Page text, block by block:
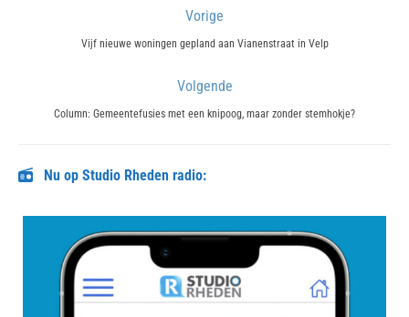
navigatie
Vorige
Previous
Vijf nieuwe woningen gepland aan Vianenstraat in Velp
Volgende
Next
Column: Gemeentefusies met een knipoog, maar zonder stemhokje?
Nu op Studio Rheden radio: